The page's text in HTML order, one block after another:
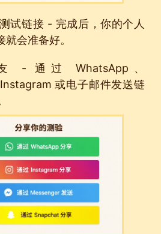
试链接 - 完成后，你的个人
会准备好。
- 通过 WhatsApp、
或电子邮件发送链